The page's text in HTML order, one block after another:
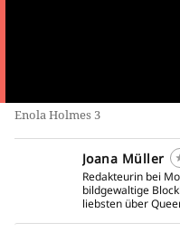
Enola Holmes 3
Joana Müller
Redakteurin bei
bildgewaltige
liebsten über